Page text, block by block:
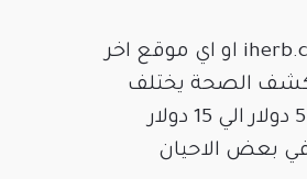
بعض الاحيان